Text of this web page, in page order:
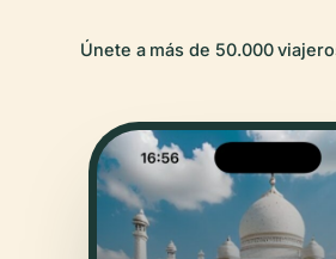
Únete a más de 50.000